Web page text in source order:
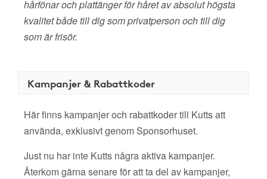
hårfönar och plattänger för håret av absolut högsta
kvalitet både till dig som privatperson och till dig
som är frisör.
Kampanjer & Rabattkoder
Här finns kampanjer och rabattkoder till Kutts att
använda, exklusivt genom Sponsorhuset.
Just nu har inte Kutts några aktiva kampanjer.
Återkom gärna senare för att ta del av kampanjer,